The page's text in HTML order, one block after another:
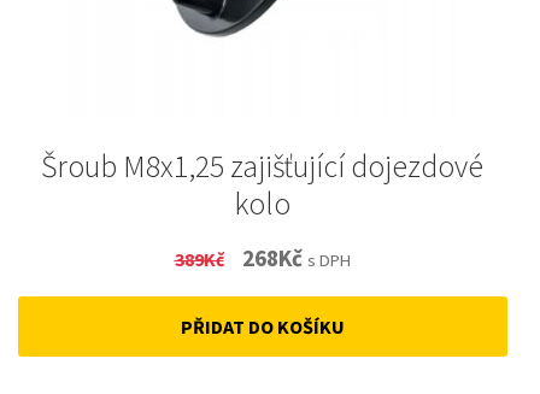
Šroub M8x1,25 zajišťující dojezdové
kolo
389Kč
Original
price
was:
268KčCurrent
price
is:
s DPH
PŘIDAT DO KOŠÍKU